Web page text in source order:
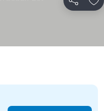
Partager